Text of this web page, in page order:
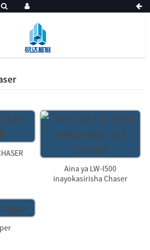
Aina ya LW-I500
inayokasirisha Chaser